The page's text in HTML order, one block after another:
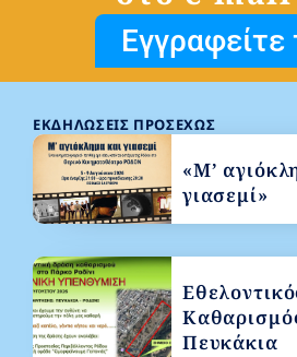
ΕΚΔΗΛΏΣΕΙΣ ΠΡΟΣΕΧΏΣ
«Μ’
γιασεμί»
Πευκάκια